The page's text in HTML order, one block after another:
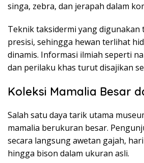
singa, zebra, dan jerapah dalam
Teknik taksidermi yang digunakan
presisi, sehingga hewan terlihat
dinamis. Informasi ilmiah seperti
dan perilaku khas turut disajikan
Koleksi Mamalia Besar
Salah satu daya tarik utama
mamalia berukuran besar.
secara langsung awetan gajah,
hingga bison dalam ukuran asli.